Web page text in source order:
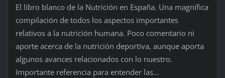
El libro blanco de la Nutrición en España. Una magnífica
compilación de todos los aspectos importantes
relativos a la nutrición humana. Poco comentario ni
aporte acerca de la nutrición deportiva, aunque aporta
algunos avances relacionados con lo nuestro.
Importante referencia para entender las...